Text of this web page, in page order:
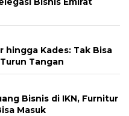
hingga Kades: Tak Bisa
Tangan
Bisnis di IKN, Furnitur
Masuk